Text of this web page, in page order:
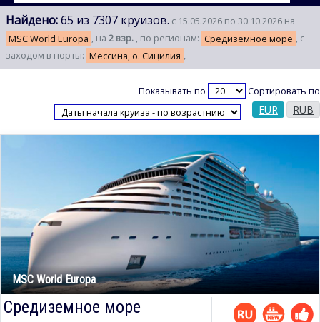
Найдено:65 из 7307 круизов. с 15.05.2026 по 30.10.2026 на
MSC World Europa , на 2 взр. , по регионам: Средиземное море , с
заходом в порты: Мессина, о. Сицилия ,
Показывать по Сортировать по
EUR RUB
MSC World Europa
Средиземное море